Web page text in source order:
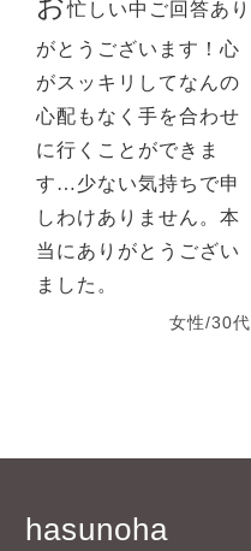
忙しい中ご回答あり
がとうございます！心
がスッキリしてなんの
心配もなく手を合わせ
に行くことができま
す…少ない気持ちで申
しわけありません。本
当にありがとうござい
ました。
女性/30代
hasunoha